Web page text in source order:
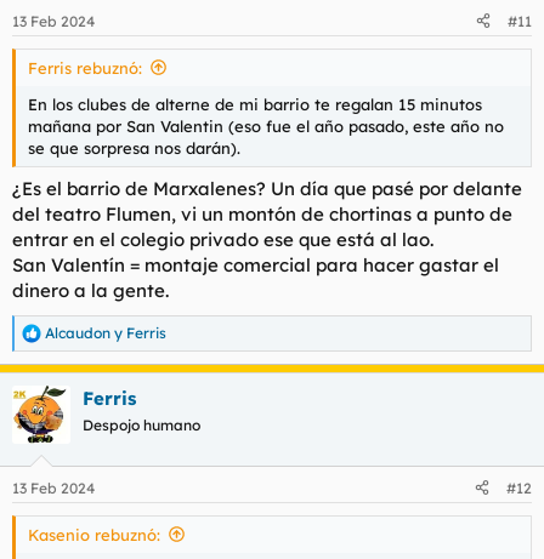
e
s
13 Feb 2024 #11
Ferris rebuznó:
En los clubes de alterne de mi barrio te regalan 15 minutos
mañana por San Valentin (eso fue el año pasado, este año no
se que sorpresa nos darán).
¿Es el barrio de Marxalenes? Un día que pasé por delante
del teatro Flumen, vi un montón de chortinas a punto de
entrar en el colegio privado ese que está al lao.
San Valentín = montaje comercial para hacer gastar el
dinero a la gente.
R
e
a
c
c
e
s
Alcaudon y Ferris
Ferris
Despojo humano
13 Feb 2024 #12
Kasenio rebuznó: